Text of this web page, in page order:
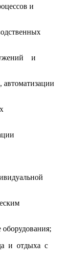
и
и
и отдыха с